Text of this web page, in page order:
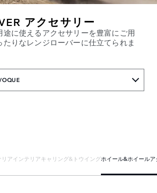
アクセサリー
途に使えるアクセサリーを豊富にご用
りなレンジローバーに仕立てられま
アインテリアキャリング&トウイングホイール&ホイール